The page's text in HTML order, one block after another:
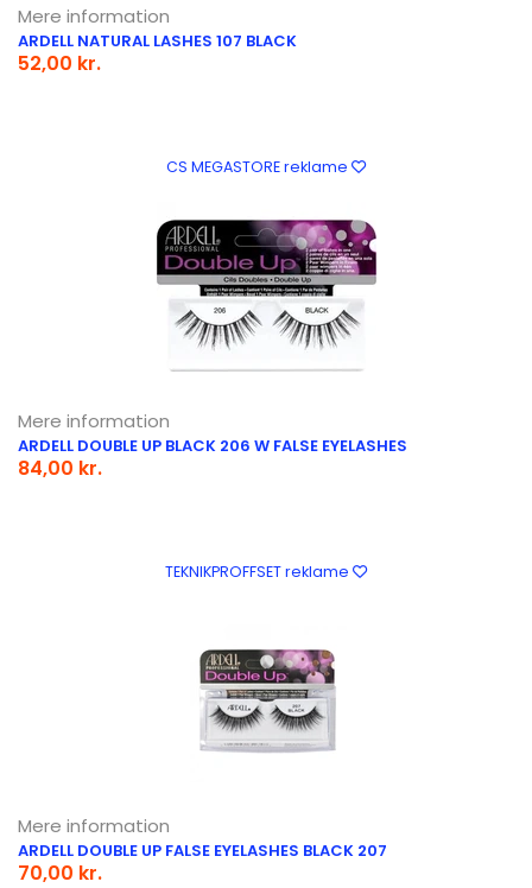
Mere information
ARDELL NATURAL LASHES 107 BLACK
52,00 kr.
CS MEGASTORE reklame
Mere information
ARDELL DOUBLE UP BLACK 206 W FALSE EYELASHES
84,00 kr.
TEKNIKPROFFSET reklame
Mere information
ARDELL DOUBLE UP FALSE EYELASHES BLACK 207
70,00 kr.